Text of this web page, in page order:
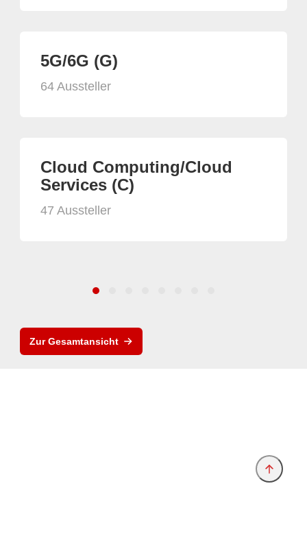
5G/6G (G)
64 Aussteller
Cloud Computing/Cloud
Services (C)
47 Aussteller
Zur Gesamtansicht